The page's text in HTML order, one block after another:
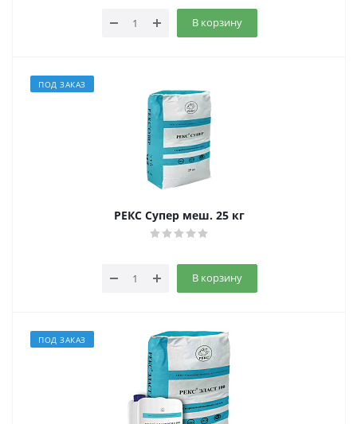
В корзину
ПОД ЗАКАЗ
РЕКС Супер меш. 25 кг
В корзину
ПОД ЗАКАЗ